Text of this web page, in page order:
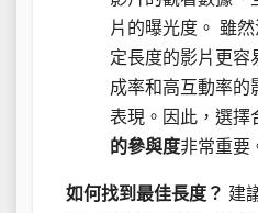
片的曝光度。 雖
定長度的影片更容
成率和高互動率的
表現。因此，選擇
的參與度非常重要
如何找到最佳長度？ 建